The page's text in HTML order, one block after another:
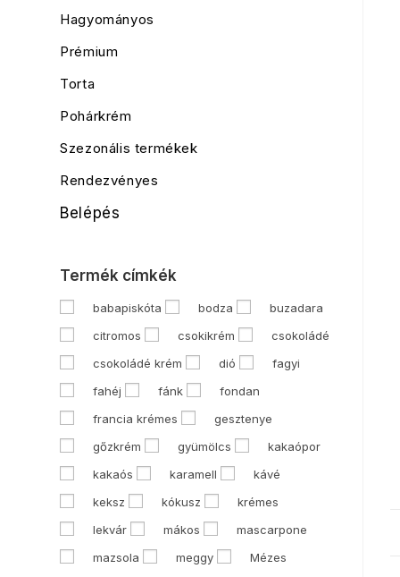
Hagyományos
Prémium
Torta
Pohárkrém
Szezonális termékek
Rendezvényes
Belépés
Termék címkék
babapiskóta bodza
buzadara
citromos
csokikrém
csokoládé
csokoládé krém
dió
fagyi
fahéj
fánk
fondan
francia krémes
gesztenye
gőzkrém
gyümölcs
kakaópor
kakaós
karamell
kávé
keksz
kókusz
krémes
lekvár
mákos
mascarpone
mazsola
meggy
Mézes